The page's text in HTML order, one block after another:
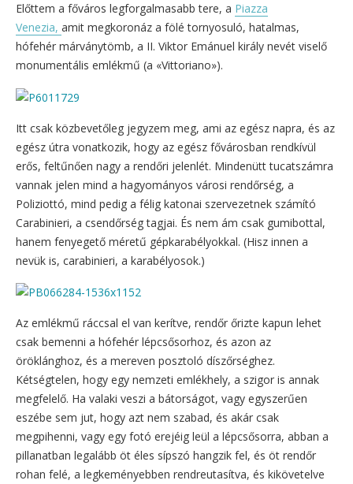
Előttem a főváros legforgalmasabb tere, a Piazza
Venezia, amit megkoronáz a fölé tornyosuló, hatalmas,
hófehér márványtömb, a II. Viktor Emánuel király nevét viselő
monumentális emlékmű (a «Vittoriano»).
Itt csak közbevetőleg jegyzem meg, ami az egész napra, és az
egész útra vonatkozik, hogy az egész fővárosban rendkívül
erős, feltűnően nagy a rendőri jelenlét. Mindenütt tucatszámra
vannak jelen mind a hagyományos városi rendőrség, a
Poliziottó, mind pedig a félig katonai szervezetnek számító
Carabinieri, a csendőrség tagjai. És nem ám csak gumibottal,
hanem fenyegető méretű gépkarabélyokkal. (Hisz innen a
nevük is, carabinieri, a karabélyosok.)
Az emlékmű ráccsal el van kerítve, rendőr őrizte kapun lehet
csak bemenni a hófehér lépcsősorhoz, és azon az
öröklánghoz, és a mereven posztoló díszőrséghez.
Kétségtelen, hogy egy nemzeti emlékhely, a szigor is annak
megfelelő. Ha valaki veszi a bátorságot, vagy egyszerűen
eszébe sem jut, hogy azt nem szabad, és akár csak
megpihenni, vagy egy fotó erejéig leül a lépcsősorra, abban a
pillanatban legalább öt éles sípszó hangzik fel, és öt rendőr
rohan felé, a legkeményebben rendreutasítva, és kikövetelve